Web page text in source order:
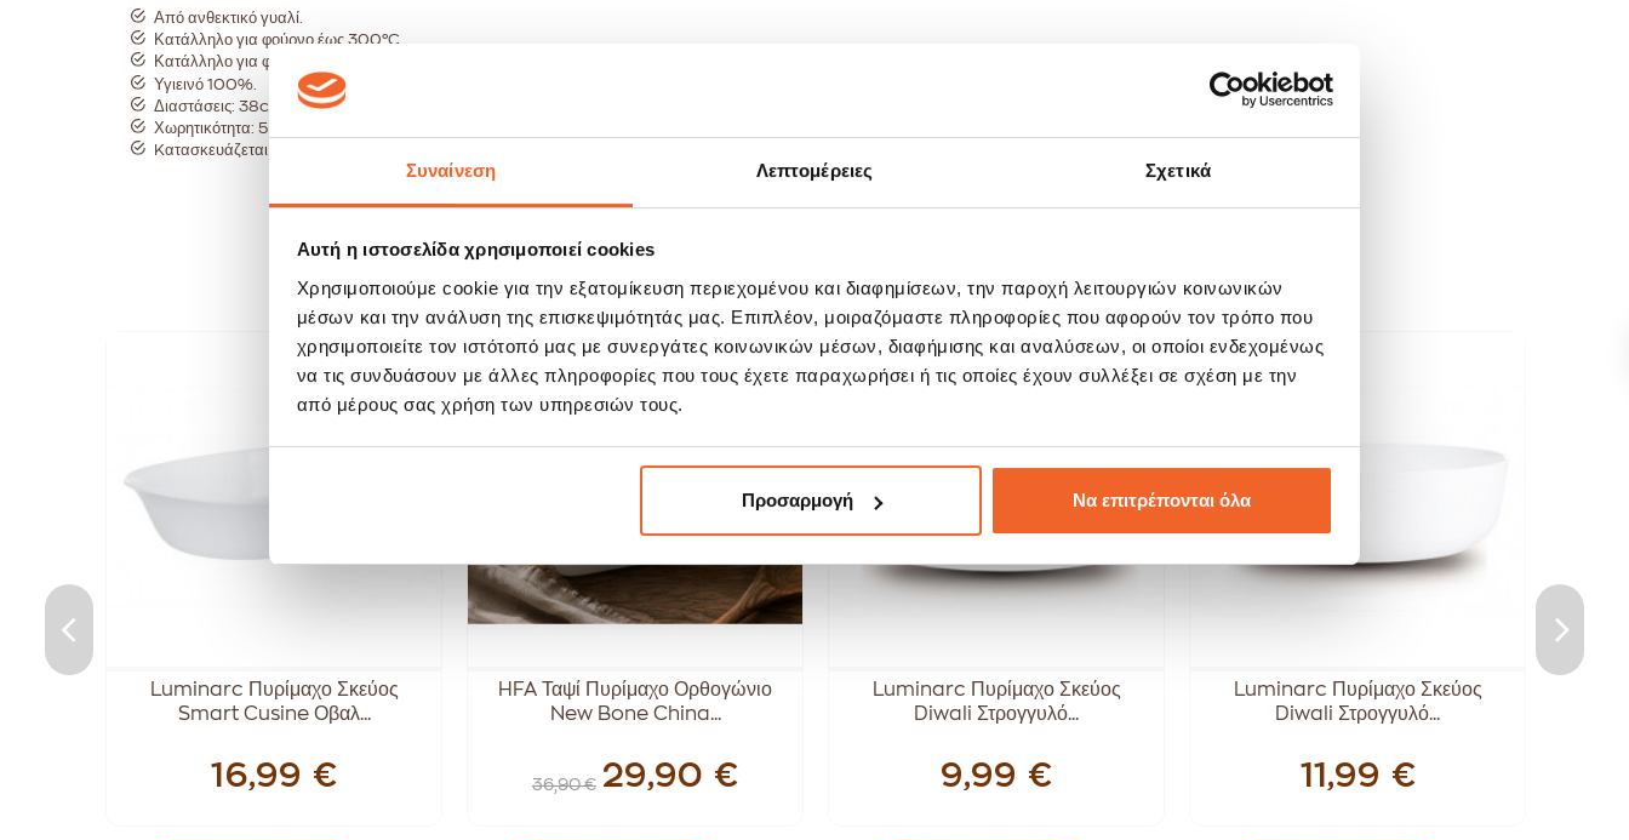
Συναίνεση Λεπτομέρειες Σχετικά
Αυτή η ιστοσελίδα χρησιμοποιεί cookies
Χρησιμοποιούμε cookie για την εξατομίκευση περιεχομένου και διαφημίσεων, την παροχή λειτουργιών κοινωνικών
μέσων και την ανάλυση της επισκεψιμότητάς μας. Επιπλέον, μοιραζόμαστε πληροφορίες που αφορούν τον τρόπο που
χρησιμοποιείτε τον ιστότοπό μας με συνεργάτες κοινωνικών μέσων, διαφήμισης και αναλύσεων, οι οποίοι ενδεχομένως
να τις συνδυάσουν με άλλες πληροφορίες που τους έχετε παραχωρήσει ή τις οποίες έχουν συλλέξει σε σχέση με την
από μέρους σας χρήση των υπηρεσιών τους.
Προσαρμογή Να επιτρέπονται όλα
Από ανθεκτικό γυαλί.
Κατάλληλο για φούρνο έως 300°C.
Κατάλληλο για φούρνο μικροκυμάτων.
Υγιεινό 100%.
Διαστάσεις: 38cm (μήκος) x 28cm (πλάτος) x 6.5cm (Ύψος).
Χωρητικότητα: 5 λίτρα.
Kατασκευάζεται στη Αμερική.
ΣΧΕΤΙΚΆ ΠΡΟΪΌΝΤΑ
Luminarc Πυρίμαχο Σκεύος
Smart Cusine Οβαλ...
16,99 €
SALE!
HFA Ταψί Πυρίμαχο Ορθογώνιο
New Bone China...
36,90 € 29,90 €
Luminarc Πυρίμαχο Σκεύος
Diwali Στρογγυλό...
9,99 €
Luminarc Πυρίμαχο Σκεύος
Diwali Στρογγυλό...
11,99 €